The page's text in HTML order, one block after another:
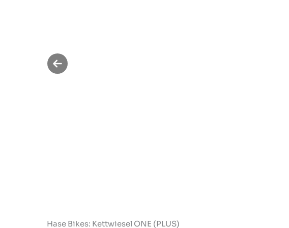
Previous
Hase Bikes: Kettwiesel ONE (PLUS)